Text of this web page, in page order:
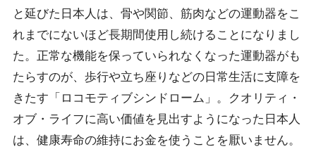
と延びた日本人は、骨や関節、筋肉などの運動器をこ
れまでにないほど長期間使用し続けることになりまし
た。正常な機能を保っていられなくなった運動器がも
たらすのが、歩行や立ち座りなどの日常生活に支障を
きたす「ロコモティブシンドローム」。クオリティ・
オブ・ライフに高い価値を見出すようになった日本人
は、健康寿命の維持にお金を使うことを厭いません。